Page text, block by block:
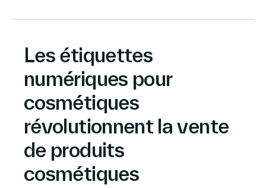
Commerce Positif
Contactez-nous
Les étiquettes
numériques pour
cosmétiques
révolutionnent la vente
de produits
cosmétiques